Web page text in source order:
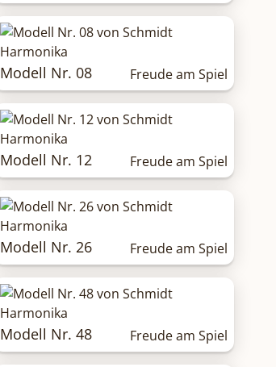
Modell Nr. 08 Freude am Spiel
Modell Nr. 12 Freude am Spiel
Modell Nr. 26 Freude am Spiel
Modell Nr. 48 Freude am Spiel